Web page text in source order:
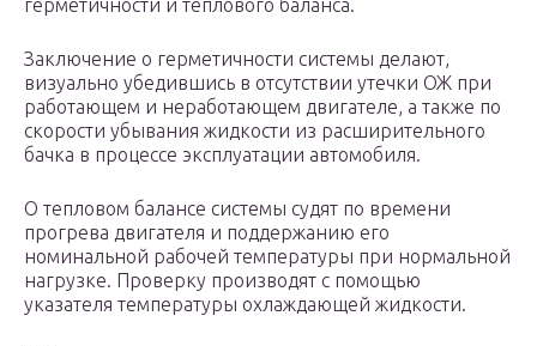
герметичности и теплового баланса.
Заключение о герметичности системы делают,
визуально убедившись в отсутствии утечки ОЖ при
работающем и неработающем двигателе, а также по
скорости убывания жидкости из расширительного
бачка в процессе эксплуатации автомобиля.
О тепловом балансе системы судят по времени
прогрева двигателя и поддержанию его
номинальной рабочей температуры при нормальной
нагрузке. Проверку производят с помощью
указателя температуры охлаждающей жидкости.